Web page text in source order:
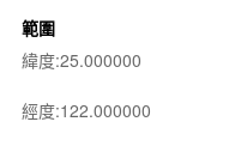
範圍
緯度:25.000000
經度:122.000000